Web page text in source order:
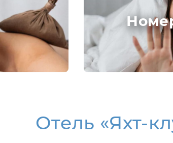
Отель «Яхт-